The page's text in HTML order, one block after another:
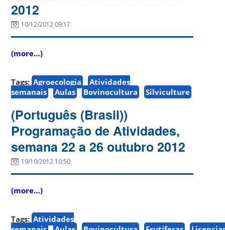
2012
10/12/2012 09:17
(more…)
Tags: Agroecologia
Atividades
semanais
Aulas Bovinocultura Silviculture
(Português (Brasil))
Programação de Atividades,
semana 22 a 26 outubro 2012
19/10/2012 10:50
(more…)
Tags: Atividades